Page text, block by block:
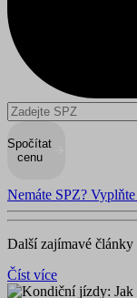
Spočítat
cenu
Nemáte SPZ?
Další zajímavé články
Číst více